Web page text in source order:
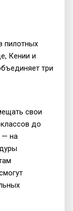
пилотных
Кении и
три
свои
до
— на